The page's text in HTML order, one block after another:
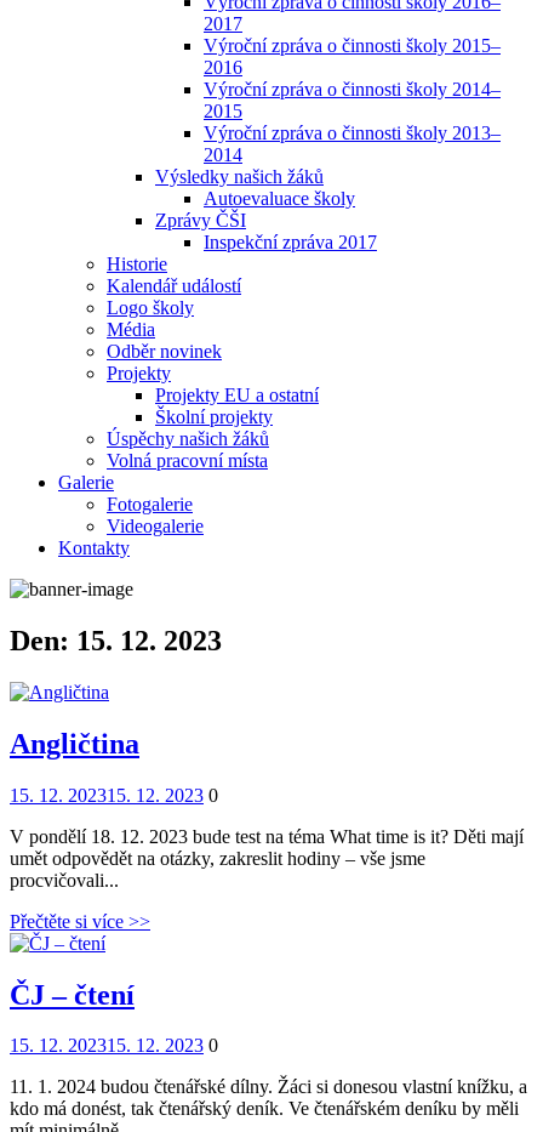
2017
Výroční zpráva o činnosti školy 2015–
2016
Výroční zpráva o činnosti školy 2014–
2015
Výroční zpráva o činnosti školy 2013–
2014
Výsledky našich žáků
Autoevaluace školy
Zprávy ČŠI
Inspekční zpráva 2017
Historie
Kalendář událostí
Logo školy
Média
Odběr novinek
Projekty
Projekty EU a ostatní
Školní projekty
Úspěchy našich žáků
Volná pracovní místa
Galerie
Fotogalerie
Videogalerie
Kontakty
Den: 15. 12. 2023
Angličtina
Posted
15. 12. 202315. 12. 2023Comments
0
V pondělí 18. 12. 2023 bude test na téma What time is it? Děti mají
umět odpovědět na otázky, zakreslit hodiny – vše jsme
procvičovali...
Přečtěte si více >>
ČJ – čtení
Posted
15. 12. 202315. 12. 2023Comments
0
11. 1. 2024 budou čtenářské dílny. Žáci si donesou vlastní knížku, a
kdo má donést, tak čtenářský deník. Ve čtenářském deníku by měli